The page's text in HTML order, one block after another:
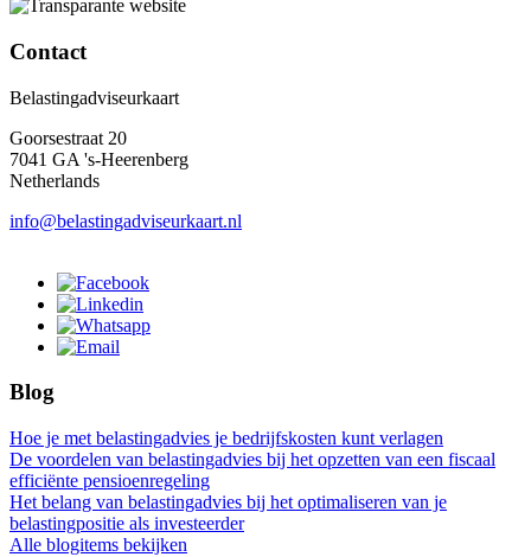
Contact
Belastingadviseurkaart
Goorsestraat 20
7041 GA 's-Heerenberg
Netherlands
info@belastingadviseurkaart.nl
Blog
Hoe je met belastingadvies je bedrijfskosten kunt verlagen
De voordelen van belastingadvies bij het opzetten van een fiscaal
efficiënte pensioenregeling
Het belang van belastingadvies bij het optimaliseren van je
belastingpositie als investeerder
Alle blogitems bekijken